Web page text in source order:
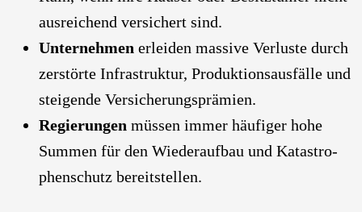
aus­rei­chend ver­si­chert sind.
Unter­neh­men erlei­den mas­si­ve Ver­lus­te durch
zer­stör­te Infra­struk­tur, Pro­duk­ti­ons­aus­fäl­le und
stei­gen­de Ver­si­che­rungs­prä­mi­en.
Regie­run­gen müs­sen immer häu­fi­ger hohe
Sum­men für den Wie­der­auf­bau und Kata­stro­
phen­schutz bereit­stel­len.